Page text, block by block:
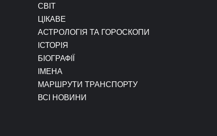
СВІТ
ЦІКАВЕ
АСТРОЛОГІЯ ТА ГОРОСКОПИ
ІСТОРІЯ
БІОГРАФІЇ
ІМЕНА
МАРШРУТИ ТРАНСПОРТУ
ВСІ НОВИНИ